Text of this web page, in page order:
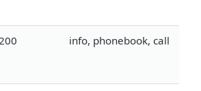
info, phonebook, call